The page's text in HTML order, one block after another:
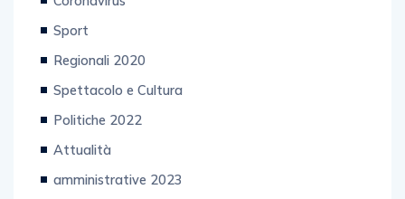
Sport
Regionali 2020
Spettacolo e Cultura
Politiche 2022
Attualità
amministrative 2023